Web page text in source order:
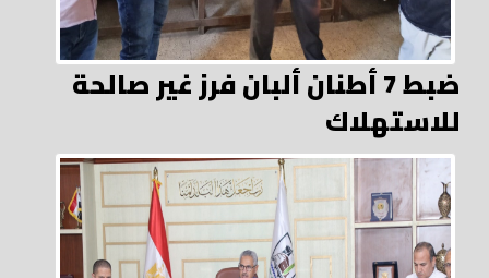
ضبط 7 أطنان ألبان فرز غير صالحة
للاستهلاك